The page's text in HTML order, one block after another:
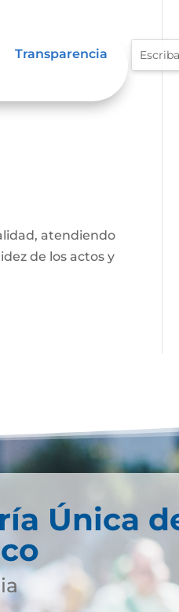
Transparencia
atendiendo
de los actos y
Única